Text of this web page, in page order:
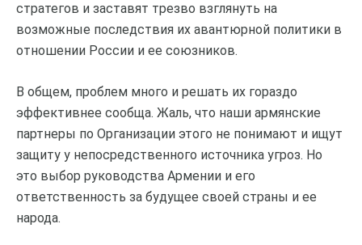
стратегов и заставят трезво взглянуть на
возможные последствия их авантюрной политики в
отношении России и ее союзников.
В общем, проблем много и решать их гораздо
эффективнее сообща. Жаль, что наши армянские
партнеры по Организации этого не понимают и ищут
защиту у непосредственного источника угроз. Но
это выбор руководства Армении и его
ответственность за будущее своей страны и ее
народа.